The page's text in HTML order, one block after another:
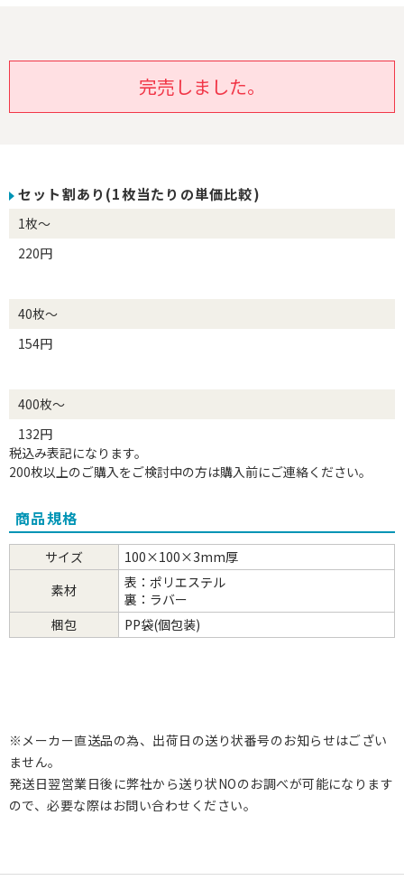
セット割あり(1枚当たりの単価比較)
1枚～
220円
40枚～
154円
400枚～
132円
税込み表記になります。
200枚以上のご購入をご検討中の方は購入前にご連絡ください。
商品規格
サイズ
100×100×3mm厚
素材
表：ポリエステル
裏：ラバー
梱包
PP袋(個包装)
完売しました。
※メーカー直送品の為、出荷日の送り状番号のお知らせはござい
ません。
発送日翌営業日後に弊社から送り状NOのお調べが可能になります
ので、必要な際はお問い合わせください。